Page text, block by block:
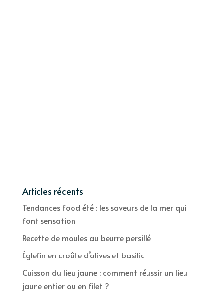
Articles récents
Tendances food été : les saveurs de la mer qui
font sensation
Recette de moules au beurre persillé
Églefin en croûte d’olives et basilic
Cuisson du lieu jaune : comment réussir un lieu
jaune entier ou en filet ?